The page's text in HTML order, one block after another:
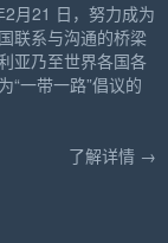
21 日，努力成为
联系与沟通的桥梁
亚乃至世界各国各
“一带一路”倡议的
了解详情 →